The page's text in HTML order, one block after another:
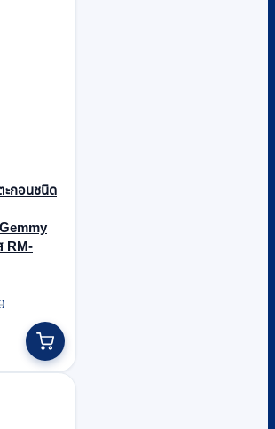
ะกอนชนิด
RM-